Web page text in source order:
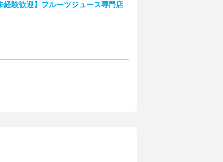
験歓迎】フルーツジュース専門店